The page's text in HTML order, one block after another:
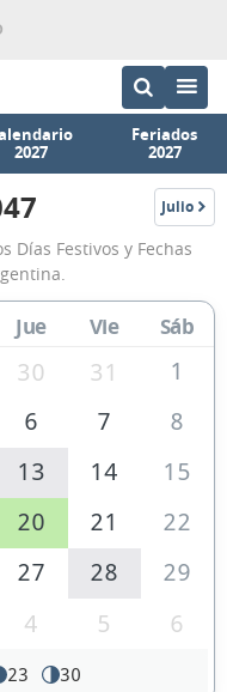
2027
Feriados
2027
Julio
2047
Días Festivos y Fechas
Jue Vie Sáb
30 31
1
6 7
8
13 14
15
20 21
22
27 28
29
4 5 6
23 30